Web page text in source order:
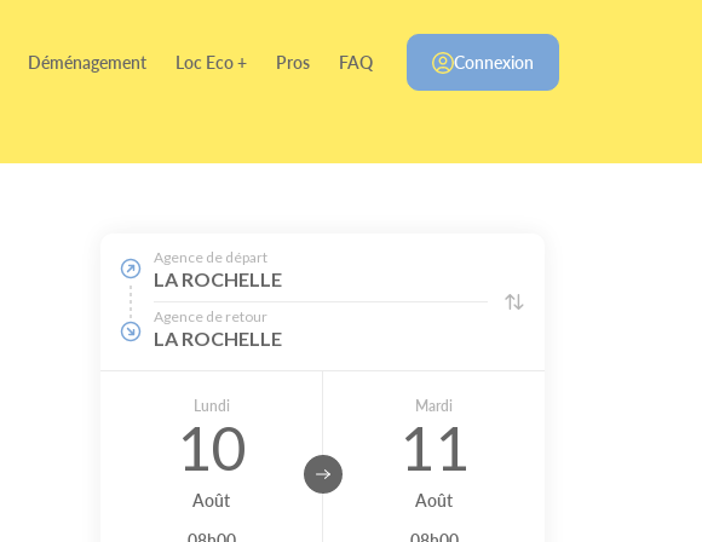
Déménagement Loc Eco + Pros FAQ Connexion
Agence de départ
LA ROCHELLE
Agence de retour
LA ROCHELLE
Lundi
10
Août
Mardi
11
Août